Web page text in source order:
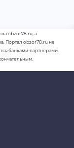
obzor78.ru, а
Портал obzor78.ru не
банками-партнерами.